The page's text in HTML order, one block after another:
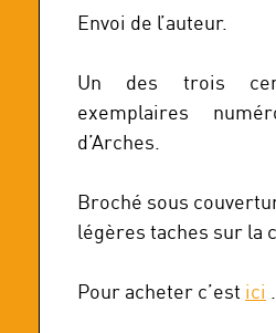
Envoi de l’auteur.
Un des trois
exemplaires
d’Arches.
Broché sous
légères taches sur la
Pour acheter c’est ici .